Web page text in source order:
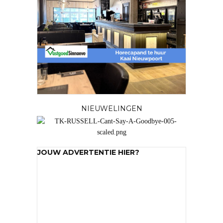
NIEUWELINGEN
JOUW ADVERTENTIE HIER?